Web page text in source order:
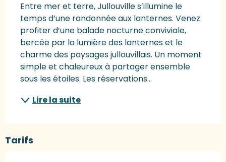
Entre mer et terre, Jullouville s’illumine le
temps d’une randonnée aux lanternes. Venez
profiter d’une balade nocturne conviviale,
bercée par la lumière des lanternes et le
charme des paysages jullouvillais. Un moment
simple et chaleureux à partager ensemble
sous les étoiles. Les réservations...
Lire la suite
Tarifs